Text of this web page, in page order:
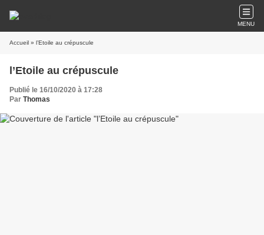
MENU
Accueil » l’Etoile au crépuscule
l’Etoile au crépuscule
Publié le 16/10/2020 à 17:28
Par Thomas